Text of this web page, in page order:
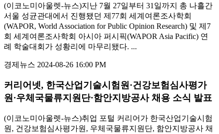
(이코노미아울렛-뉴스)지난 7월 27일부터 31일까지 총 나흘간
서울 성균관대에서 진행됐던 제77회 세계여론조사학회
(WAPOR, World Association for Public Opinion Research) 및 제7
회 세계여론조사학회 아시아 퍼시픽(WAPOR Asia Pacific) 연
례 학술대회가 성황리에 마무리됐다. ...
경제뉴스 2024-08-26 16:00 PM
커리어넷, 한국산업기술시험원·건강보험심사평가
원·우체국물류지원단·함안지방공사 채용 소식 발표
(이코노미아울렛-뉴스)취업 포털 커리어가 한국산업기술시험
원, 건강보험심사평가원, 우체국물류지원단, 함안지방공사 채